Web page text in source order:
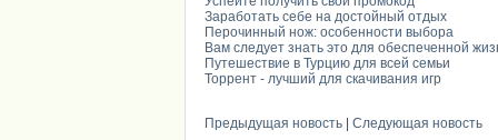
Заработать себе на достойный отдых
Перочинный нож: особенности выбора
Вам следует знать это для обеспеченной
Путешествие в Турцию для всей семьи
Торрент - лучший для скачивания игр
Предыдущая новость Следующая новость